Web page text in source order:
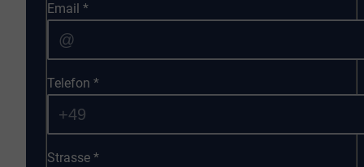
Email*
Telefon*
Strasse*